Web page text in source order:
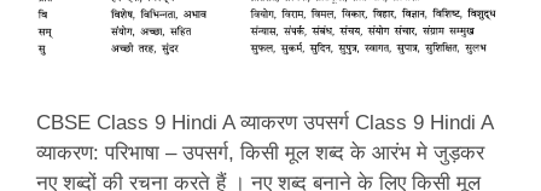
CBSE Class 9 Hindi A व्याकरण उपसर्ग Class 9 Hindi A
व्याकरण: परिभाषा – उपसर्ग, किसी मूल शब्द के आरंभ मे जुड़कर
नए शब्दों की रचना करते हैं । नए शब्द बनाने के लिए किसी मूल